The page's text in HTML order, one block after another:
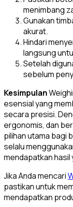
menimbang
Gunakan
akurat.
Hindari
langsung
Setelah
sebelum
Kesimpulan
esensial yang
secara presisi.
ergonomis, dan
pilihan utama bagi
selalu
mendapatkan
Jika Anda mencari
pastikan untuk
mendapatkan